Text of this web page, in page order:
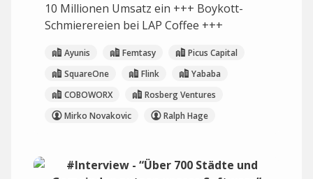
10 Millionen Umsatz ein +++ Boykott-
Schmierereien bei LAP Coffee +++
Ayunis Femtasy
Picus Capital
SquareOne
Flink
Yababa
COBOWORX
Rosberg Ventures
Mirko Novakovic
Ralph Hage